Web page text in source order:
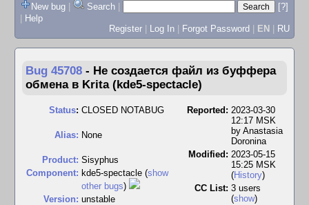
New bug | Search |
[?]
| Help
Register | Log In | Forgot Password | EN | RU
Bug 45708 - Не создается файл из буффера
обмена в Krita (kde5-spectacle)
Status: CLOSED NOTABUG
Alias: None
Product: Sisyphus
Component: kde5-spectacle (show
other bugs)
Version: unstable
Reported: 2023-03-30
12:17 MSK
by Anastasia
Doronina
Modified: 2023-05-15
15:25 MSK
(History)
CC List: 3 users
(show)